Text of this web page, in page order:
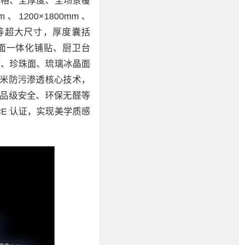
1200×1800mm、
超大尺寸，厚度囊括
一体化铺贴、厨卫台
珍珠面、琉璃冰晶面
防污渗透核心技术，
级安全、环保无醛等
认证，实现美学质感